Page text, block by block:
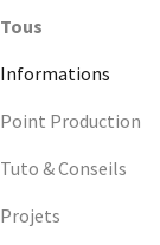
Tous
Informations
Point Production
Tuto & Conseils
Projets